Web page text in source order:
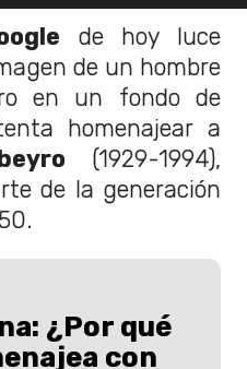
de hoy luce
de un hombre
en un fondo de
homenajear a
(1929-1994),
de la generación
¿Por qué
con